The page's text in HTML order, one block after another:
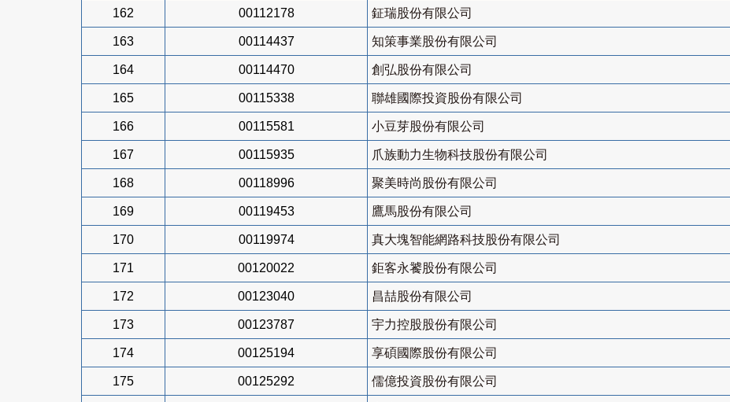
162 00112178 鉦瑞股份有限公司
163 00114437 知策事業股份有限公司
164 00114470 創弘股份有限公司
165 00115338 聯雄國際投資股份有限公司
166 00115581 小豆芽股份有限公司
167 00115935 爪族動力生物科技股份有限公司
168 00118996 聚美時尚股份有限公司
169 00119453 鷹馬股份有限公司
170 00119974 真大塊智能網路科技股份有限公司
171 00120022 鉅客永饕股份有限公司
172 00123040 昌喆股份有限公司
173 00123787 宇力控股股份有限公司
174 00125194 享碩國際股份有限公司
175 00125292 儒億投資股份有限公司